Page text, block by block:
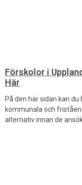
Förskolor i
Här
På den här sidan kan
kommunala och
alternativ innan de